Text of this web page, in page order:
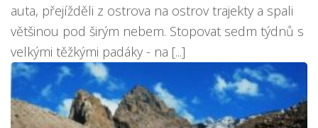
auta, přejížděli z ostrova na ostrov trajekty a spali
většinou pod širým nebem. Stopovat sedm týdnů s
velkými těžkými padáky - na [...]